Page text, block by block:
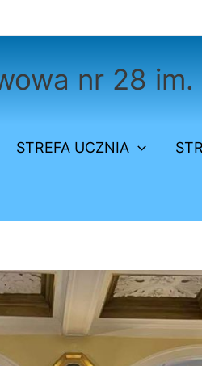
nr 28
STREFA UCZNIA